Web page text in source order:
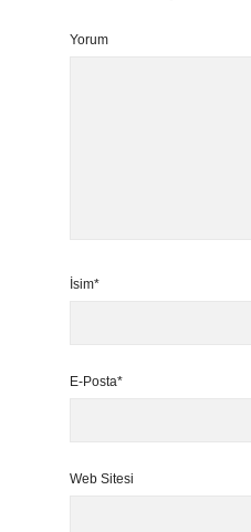
Yorum
İsim*
E-Posta*
Web Sitesi